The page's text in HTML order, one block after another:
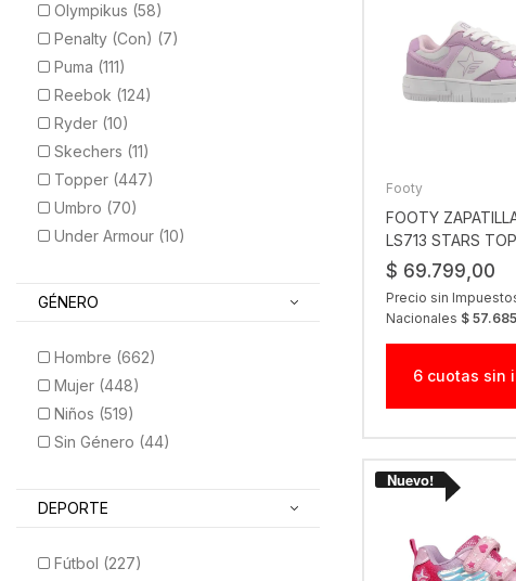
Olympikus (58)
Penalty (Con) (7)
Puma (111)
Reebok (124)
Ryder (10)
Skechers (11)
Topper (447)
Umbro (70)
Under Armour (10)
GÉNERO
Hombre (662)
Mujer (448)
Niños (519)
Sin Género (44)
DEPORTE
Fútbol (227)
Footy
FOOTY
LS713 STARS
$ 69.799,00
Precio sin
Nacionales $
6 cuotas sin